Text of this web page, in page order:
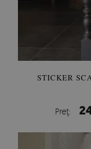
STICKER
Preţ: